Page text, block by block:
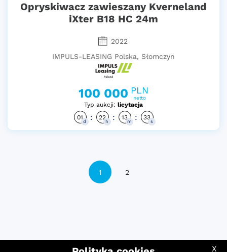
Opryskiwacz zawieszany Kverneland
iXter B18 HC 24m
2022
IMPULS-LEASING Polska, Słomczyn
100 000 PLN
netto
Typ aukcji: licytacja
01
d : 22
h : 13
m : 32
s
1 2
X